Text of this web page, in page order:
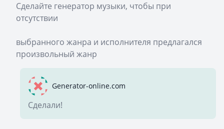
Сделайте генератор музыки, чтобы при
отсутствии
выбранного жанра и исполнителя предлагался
произвольный жанр
Generator-online.com
Сделали!